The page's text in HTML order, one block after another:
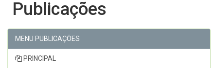
Publicações
MENU PUBLICAÇÕES
PRINCIPAL